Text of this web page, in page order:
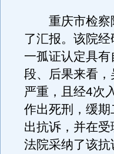
重庆市检察院
了汇报。该院
一孤证认定具
段、后果来看
严重，且经4次
作出死刑，缓
出抗诉，并在
法院采纳了该